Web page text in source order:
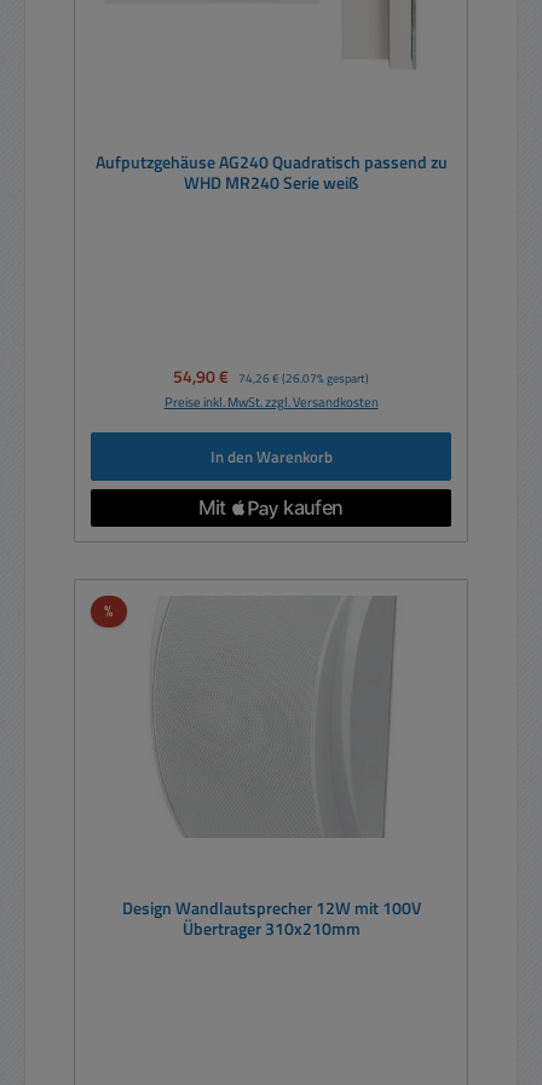
Aufputzgehäuse AG240 Quadratisch passend zu
WHD MR240 Serie weiß
Verkaufspreis:
54,90 € Regulärer Preis:
74,26 € (26.07% gespart)
Preise inkl. MwSt. zzgl. Versandkosten
In den Warenkorb
%Rabatt
Design Wandlautsprecher 12W mit 100V
Übertrager 310x210mm